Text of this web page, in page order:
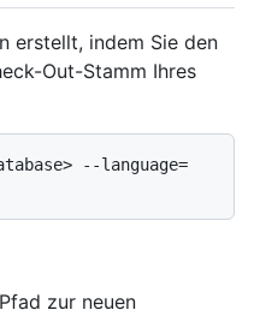
erstellt, indem Sie den
Out-Stamm Ihres
--language=
zur neuen